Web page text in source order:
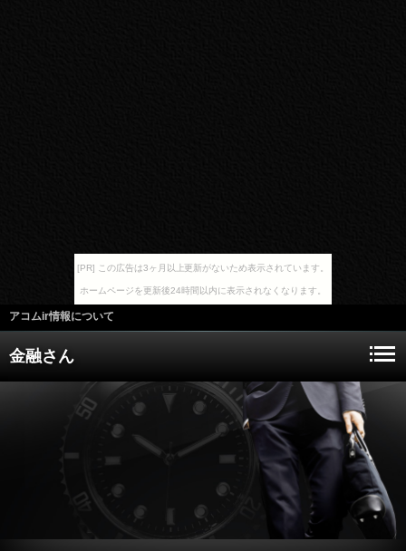
[PR] この広告は3ヶ月以上更新がないため表示されています。
ホームページを更新後24時間以内に表示されなくなります。
アコムir情報について
金融さん